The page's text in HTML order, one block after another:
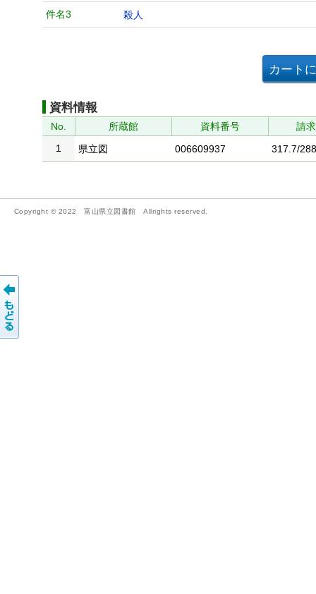
件名3 殺人
資料情報
No. 所蔵館 資料番号
請
1
県立図 006609937 317.7/
Copyright © 2022 富山県立図書館 Allrights reserved.